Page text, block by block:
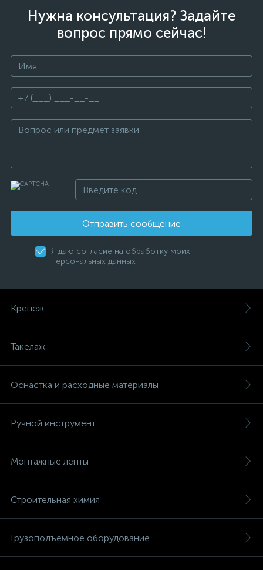
Нужна консультация? Задайте
вопрос прямо сейчас!
Отправить сообщение
Я даю согласие на обработку моих
персональных данных
Крепеж
Такелаж
Оснастка и расходные материалы
Ручной инструмент
Монтажные ленты
Строительная химия
Грузоподъемное оборудование